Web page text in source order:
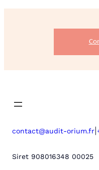
contact@audit-orium.fr
Siret 908016348 00025